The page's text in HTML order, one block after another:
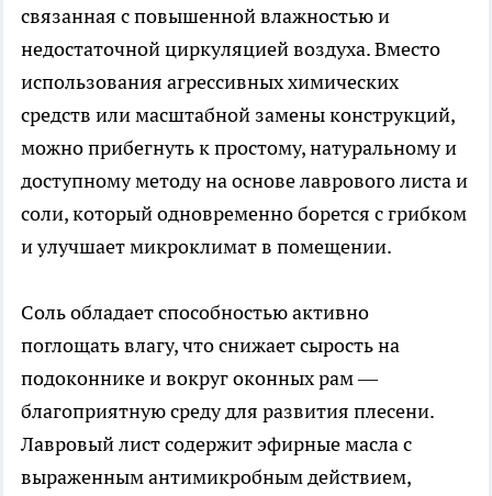
связанная с повышенной влажностью и
недостаточной циркуляцией воздуха. Вместо
использования агрессивных химических
средств или масштабной замены конструкций,
можно прибегнуть к простому, натуральному и
доступному методу на основе лаврового листа и
соли, который одновременно борется с грибком
и улучшает микроклимат в помещении.
Соль обладает способностью активно
поглощать влагу, что снижает сырость на
подоконнике и вокруг оконных рам —
благоприятную среду для развития плесени.
Лавровый лист содержит эфирные масла с
выраженным антимикробным действием,